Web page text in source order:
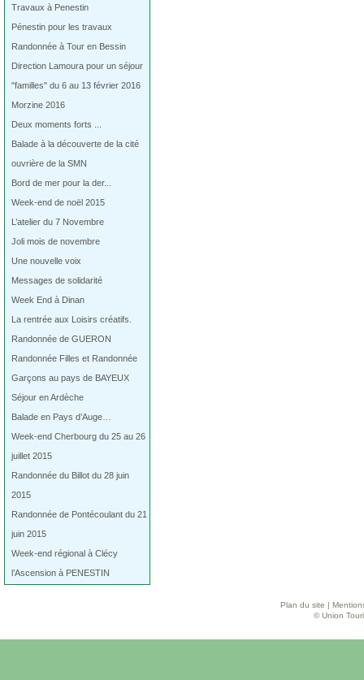
Travaux à Penestin
Pénestin pour les travaux
Randonnée à Tour en Bessin
Direction Lamoura pour un séjour
"familles" du 6 au 13 février 2016
Morzine 2016
Deux moments forts ...
Balade à la découverte de la cité
ouvrière de la SMN
Bord de mer pour la der...
Week-end de noël 2015
L’atelier du 7 Novembre
Joli mois de novembre
Une nouvelle voix
Messages de solidarité
Week End à Dinan
La rentrée aux Loisirs créatifs.
Randonnée de GUERON
Randonnée Filles et Randonnée
Garçons au pays de BAYEUX
Séjour en Ardèche
Balade en Pays d’Auge…
Week-end Cherbourg du 25 au 26
juillet 2015
Randonnée du Billot du 28 juin
2015
Randonnée de Pontécoulant du 21
juin 2015
Week-end régional à Clécy
l’Ascension à PENESTIN
Plan du site
© Union